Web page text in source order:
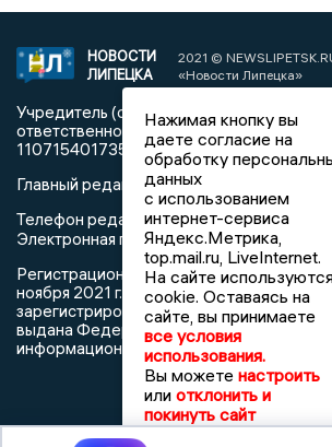
НОВОСТИ
ЛИПЕЦКА
2021 ©
«Новости Липецка»
Учредитель (соучредители): Общество
ответственностью «РЕГИОНАЛЬНЫЕ
1107154017354)
Главный редактор: Герцог Е.Г.
Телефон редакции: +7 903 699 9427
Электронная почта редакции:
Регистрационный номер: серия Эл №
ноября 2021 г. согласно выписке из
зарегистрированных средств массовой
выдана Федеральной службой по
информационных технологий и
Нажимая кнопку вы
даете согласие на
обработку
данных
с использованием
интернет-сервиса
Яндекс.Метрика,
top.mail.ru, LiveInternet.
На сайте
cookie. Оставаясь на
сайте, вы принимаете
все условия
использования.
Вы можете настроить
или отклонить и
покинуть сайт